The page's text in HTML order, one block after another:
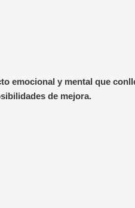
emocional y mental que
de mejora.